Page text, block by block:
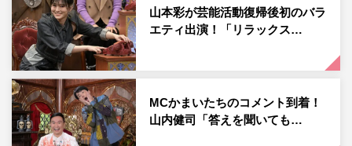
で）、JO1・白岩瑠姫、ダイアン・津田篤宏、山本彩を廃
墟に監禁しているという奇妙な世界観で番組が始まる。
今回は「実際に起こった！昭和のほわ～い怪事件」と「立
ち入り注意！日本全国ほわ～いスポット」の2本立て。昭
和に実際に起こった謎の怪事件と日本全国各地の不気味な
スポットを紹介しながら、なぜそんな怪事件が起こったの
山本彩が芸能活動復帰後初のバラ
エティ出演！「リラックス…
MCかまいたちのコメント到着！
山内健司「答えを聞いても…